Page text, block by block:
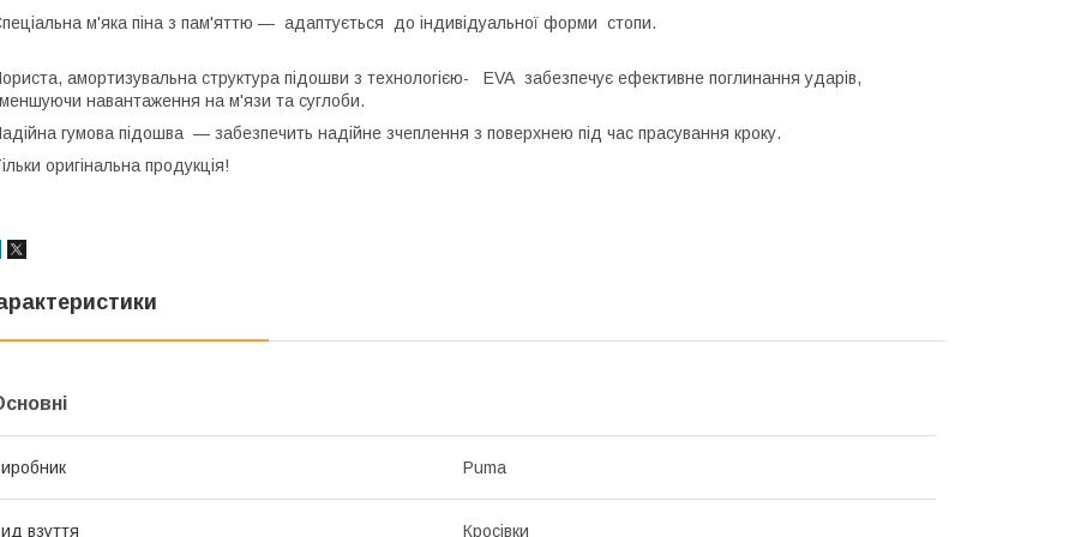
м'яка піна з пам'яттю — адаптується до індивідуальної форми стопи.
амортизувальна структура підошви з технологією- EVA забезпечує ефективне поглинання ударів,
навантаження на м'язи та суглоби.
гумова підошва — забезпечить надійне зчеплення з поверхнею під час прасування кроку.
оригінальна продукція!
Puma
взуття Кросівки